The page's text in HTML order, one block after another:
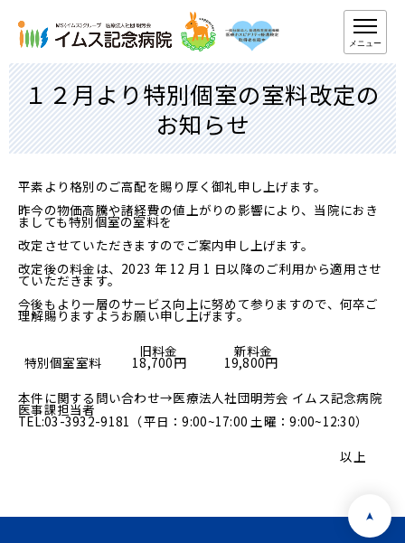
メニュー
１２月より特別個室の室料改定の
お知らせ
平素より格別のご高配を賜り厚く御礼申し上げます。
昨今の物価高騰や諸経費の値上がりの影響により、当院におき
ましても特別個室の室料を
改定させていただきますのでご案内申し上げます。
改定後の料金は、2023 年 12 月 1 日以降のご利用から適用させ
ていただきます。
今後もより一層のサービス向上に努めて参りますので、何卒ご
理解賜りますようお願い申し上げます。
旧料金 新料金
特別個室室料 18,700円 19,800円
本件に関する問い合わせ→医療法人社団明芳会 イムス記念病院
医事課担当者
TEL:03-3932-9181（平日：9:00~17:00 土曜：9:00~12:30）
以上